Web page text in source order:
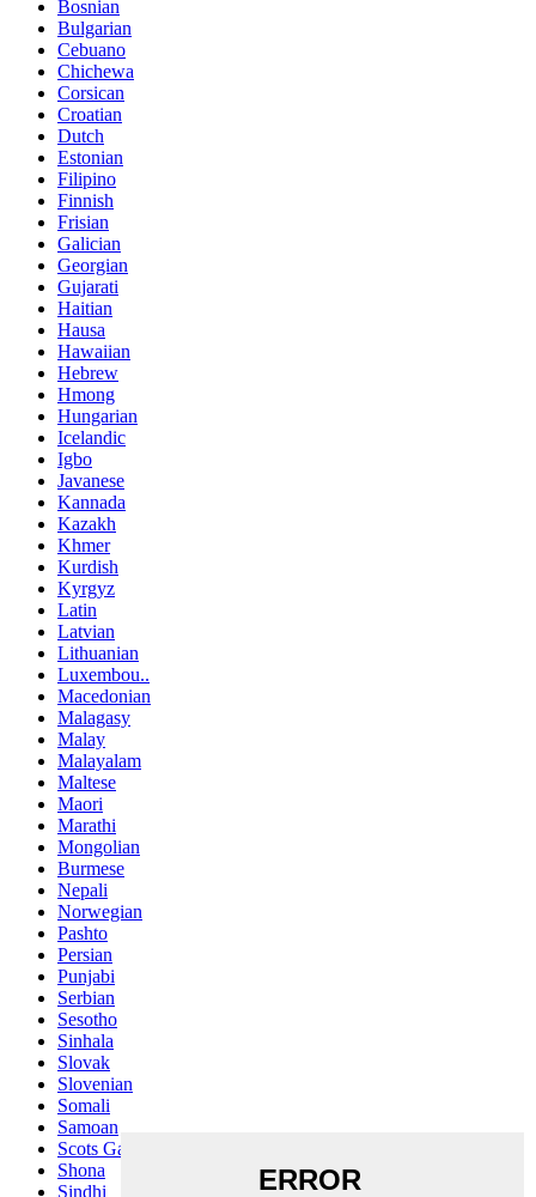
Bosnian
Bulgarian
Cebuano
Chichewa
Corsican
Croatian
Dutch
Estonian
Filipino
Finnish
Frisian
Galician
Georgian
Gujarati
Haitian
Hausa
Hawaiian
Hebrew
Hmong
Hungarian
Icelandic
Igbo
Javanese
Kannada
Kazakh
Khmer
Kurdish
Kyrgyz
Latin
Latvian
Lithuanian
Luxembou..
Macedonian
Malagasy
Malay
Malayalam
Maltese
Maori
Marathi
Mongolian
Burmese
Nepali
Norwegian
Pashto
Persian
Punjabi
Serbian
Sesotho
Sinhala
Slovak
Slovenian
Somali
Samoan
Scots Gaelic
Shona
Sindhi